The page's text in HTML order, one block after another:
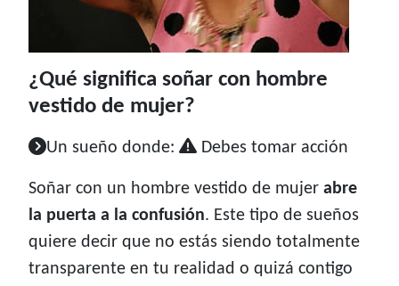
¿Qué significa soñar con hombre
vestido de mujer?
Un sueño donde: Debes tomar acción
Soñar con un hombre vestido de mujer abre
la puerta a la confusión. Este tipo de sueños
quiere decir que no estás siendo totalmente
transparente en tu realidad o quizá contigo